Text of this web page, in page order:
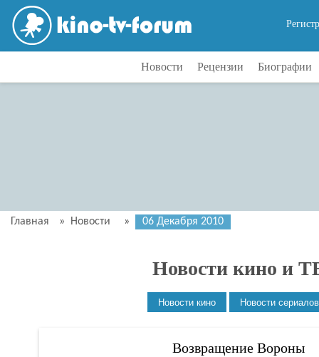
Новости Рецензии Биографии
Главная » Новости » 06 Декабря 2010
Новости кино и
Возвращение Вороны